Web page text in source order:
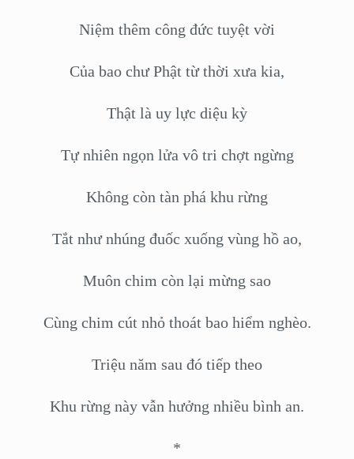
Niệm thêm công đức tuyệt vời
Của bao chư Phật từ thời xưa kia,
Thật là uy lực diệu kỳ
Tự nhiên ngọn lửa vô tri chợt ngừng
Không còn tàn phá khu rừng
Tắt như nhúng đuốc xuống vùng hồ ao,
Muôn chim còn lại mừng sao
Cùng chim cút nhỏ thoát bao hiểm nghèo.
Triệu năm sau đó tiếp theo
Khu rừng này vẫn hưởng nhiều bình an.
*